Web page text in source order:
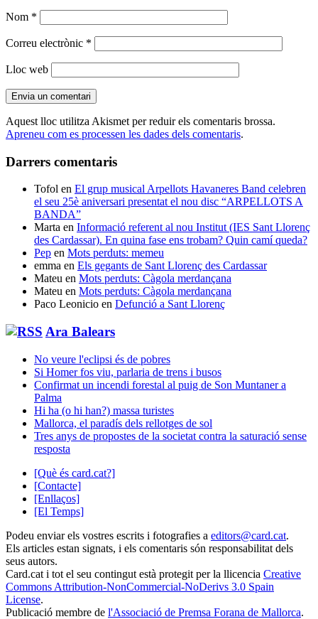
Nom *
Correu electrònic *
Lloc web
Aquest lloc utilitza Akismet per reduir els comentaris brossa.
Apreneu com es processen les dades dels comentaris.
Darrers comentaris
Tofol en El grup musical Arpellots Havaneres Band celebren
el seu 25è aniversari presentat el nou disc “ARPELLOTS A
BANDA”
Marta en Informació referent al nou Institut (IES Sant Llorenç
des Cardassar). En quina fase ens trobam? Quin camí queda?
Pep en Mots perduts: memeu
emma en Els gegants de Sant Llorenç des Cardassar
Mateu en Mots perduts: Càgola merdançana
Mateu en Mots perduts: Càgola merdançana
Paco Leonicio en Defunció a Sant Llorenç
Ara Balears
No veure l'eclipsi és de pobres
Si Homer fos viu, parlaria de trens i busos
Confirmat un incendi forestal al puig de Son Muntaner a
Palma
Hi ha (o hi han?) massa turistes
Mallorca, el paradís dels rellotges de sol
Tres anys de propostes de la societat contra la saturació sense
resposta
[Què és card.cat?]
[Contacte]
[Enllaços]
[El Temps]
Podeu enviar els vostres escrits i fotografies a editors@card.cat.
Els articles estan signats, i els comentaris són responsabilitat dels
seus autors.
Card.cat i tot el seu contingut està protegit per la llicencia Creative
Commons Attribution-NonCommercial-NoDerivs 3.0 Spain
License.
Publicació membre de l'Associació de Premsa Forana de Mallorca.